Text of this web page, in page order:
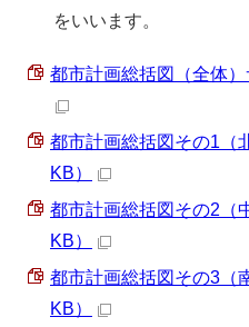
をいいます。
都市計画総括図（全体）
都市計画総括図その1（
KB）
都市計画総括図その2（
KB）
都市計画総括図その3（
KB）